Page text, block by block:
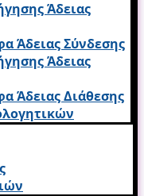
Άδειας
Άδειας Σύνδεσης
Άδειας
Άδειας Διάθεσης